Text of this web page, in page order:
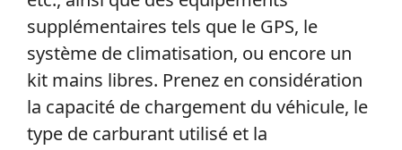
supplémentaires tels que le GPS, le
système de climatisation, ou encore un
kit mains libres. Prenez en considération
la capacité de chargement du véhicule, le
type de carburant utilisé et la